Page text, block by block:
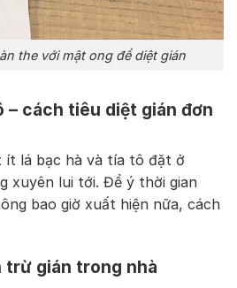
the với mật ong để diệt gián
– cách tiêu diệt gián đơn
ít lá bạc hà và tía tô đặt ở
xuyên lui tới. Để ý thời gian
bao giờ xuất hiện nữa, cách
trừ gián trong nhà